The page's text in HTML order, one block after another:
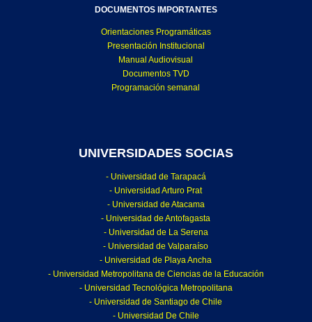
DOCUMENTOS IMPORTANTES
Orientaciones Programáticas
Presentación Institucional
Manual Audiovisual
Documentos TVD
Programación semanal
UNIVERSIDADES SOCIAS
- Universidad de Tarapacá
- Universidad Arturo Prat
- Universidad de Atacama
- Universidad de Antofagasta
- Universidad de La Serena
- Universidad de Valparaíso
- Universidad de Playa Ancha
- Universidad Metropolitana de Ciencias de la Educación
- Universidad Tecnológica Metropolitana
- Universidad de Santiago de Chile
- Universidad De Chile